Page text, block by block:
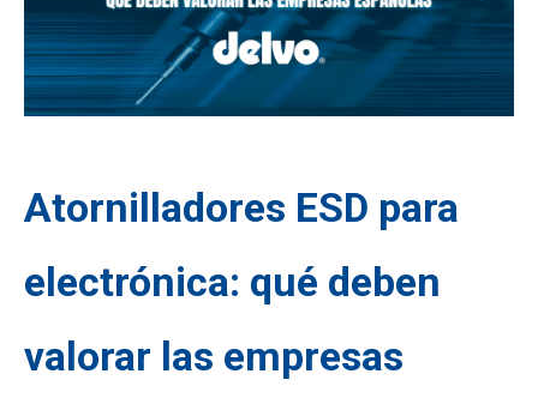
Atornilladores ESD para
electrónica: qué deben
valorar las empresas